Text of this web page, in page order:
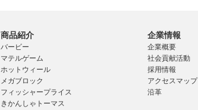
商品紹介
バービー
マテルゲーム
ホットウィール
メガブロック
フィッシャープライス
きかんしゃトーマス
企業情報
企業概要
社会貢献活動
採用情報
アクセスマップ
沿革